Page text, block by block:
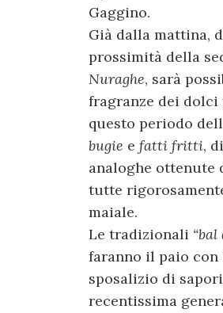
Gaggino.
Già dalla mattina,
prossimità della
Nuraghe, sarà
fragranze dei
questo periodo
bugie e fatti fritti,
analoghe ottenute
tutte
maiale.
Le tradizionali “bal
faranno il paio
sposalizio di
recentissima